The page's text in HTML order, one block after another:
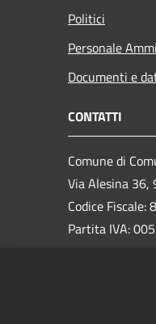
Politici
Personale
Documenti e
CONTATTI
Comune di
Via Alesina 36,
Codice
Partita IVA: